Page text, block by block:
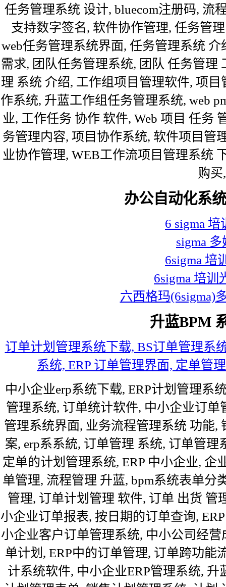
任务管理系统 设计, bluecom注册码, 流
支持数字签名, 软件协作管理, 任务管
web任务管理系统界面, 任务管理系统
需求, 团队任务管理系统, 团队 任务管理
理 系统 介绍, 工作组项目管理软件, 项
作系统, 升蓝工作组任务管理系统, web
业, 工作任务 协作 软件, Web 项目 任务
务管理内容, 项目协作系统, 软件项目管
业协作管理, WEB工作流项目管理系统
购买,
办公自动化系
6 sigma 培
sigma
6sigma 培
6sigma 培训
六西格玛(6sigma)
升蓝BPM
订单计划管理系统下载, BS订单管理系
系统, ERP 订单管理界面, 定单管
中小企业erp系统下载, ERP计划管理系
管理系统, 订单统计软件, 中小企业订单
管理系统界面, 业务流程管理系统 功能,
案, erp系系統, 订单管理 系统, 订单管
定单的计划管理系统, ERP 中小企业,
单管理, 流程管理 升蓝, bpm系统表单分
管理, 订单计划管理 软件, 订单 出货 管
小企业订单报表, 按日期的订单查询,
小企业客户订单管理系统, 中小公司经
单计划, ERP中的订单管理, 订单跨功能
计系统软件, 中小企业ERP管理系统,